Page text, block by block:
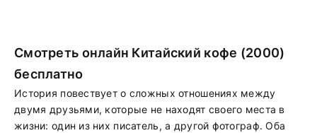
Смотреть онлайн Китайский кофе (2000)
бесплатно
История повествует о сложных отношениях между
двумя друзьями, которые не находят своего места в
жизни: один из них писатель, а другой фотограф. Оба